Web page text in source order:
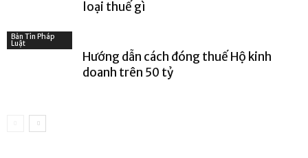
loại thuế gì
Bản Tin Pháp
Luật
Hướng dẫn cách đóng thuế Hộ kinh
doanh trên 50 tỷ